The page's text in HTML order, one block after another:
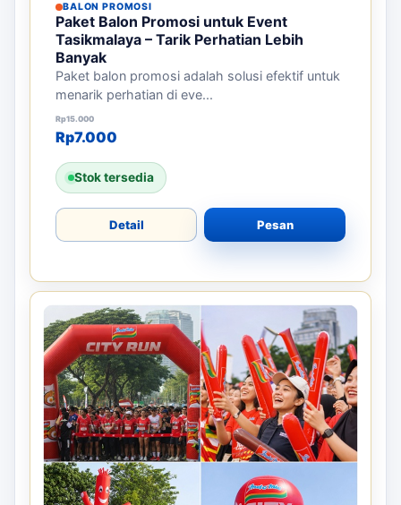
BALON PROMOSI
Paket Balon Promosi untuk Event
Tasikmalaya – Tarik Perhatian Lebih
Banyak
Paket balon promosi adalah solusi efektif untuk
menarik perhatian di eve...
Rp15.000
Harga aslinya adalah: Rp15.000.
Rp7.000
Harga saat ini adalah: Rp7.000.
Stok tersedia
Detail Pesan